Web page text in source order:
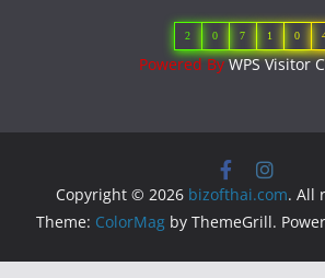
2 0 7 1 0
Powered ByWPS Visitor
Copyright © 2026 bizofthai.com. All
Theme: ColorMag by ThemeGrill.